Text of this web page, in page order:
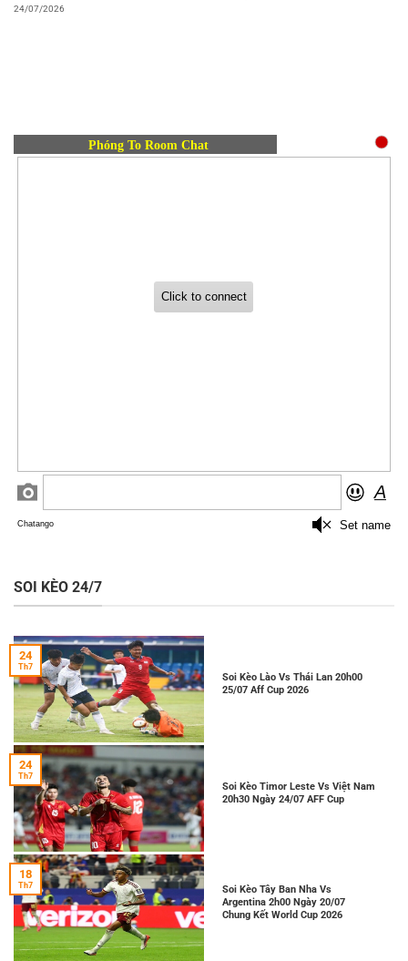
24/07/2026
Phóng To Room Chat
SOI KÈO 24/7
Soi Kèo Lào Vs Thái Lan 20h00
25/07 Aff Cup 2026
24
Th7
Soi Kèo Timor Leste Vs Việt Nam
20h30 Ngày 24/07 AFF Cup
24
Th7
Soi Kèo Tây Ban Nha Vs
Argentina 2h00 Ngày 20/07
Chung Kết World Cup 2026
18
Th7